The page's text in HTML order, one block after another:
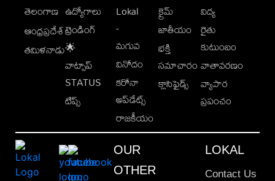
తెలంగాణ
ఆంధ్రప్రదేశ్
తమిళనాడు
ఉద్యోగాలు
ట్రెండింగ్
🌟
వాట్సాప్
STATUS
టిప్స్
Lokal
-
మగువ
వినోదం
కరోనా
అప్‌డేట్స్
రాజకీయం
క్రైమ్
జాతీయం
భక్తి
సమాచారం
క్లాసిఫైడ్స్
విద్య
రైతు
కుటుంబం
వాతావరణం
వ్యాపార
ప్రపంచం
OUR
OTHER
LOKAL
Contact Us